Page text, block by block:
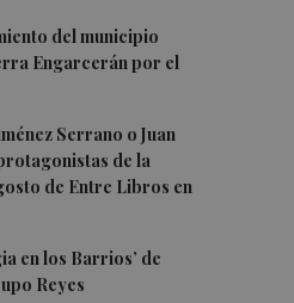
del municipio
Engarcerán por el
Serrano o Juan
de la
de Entre Libros en
en los Barrios’ de
Reyes